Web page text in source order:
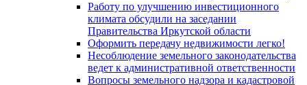
Работу по улучшению инвестиционного
климата обсудили на заседании
Правительства Иркутской области
Оформить передачу недвижимости легко!
Несоблюдение земельного законодательства
ведет к административной ответственности
Вопросы земельного надзора и кадастровой